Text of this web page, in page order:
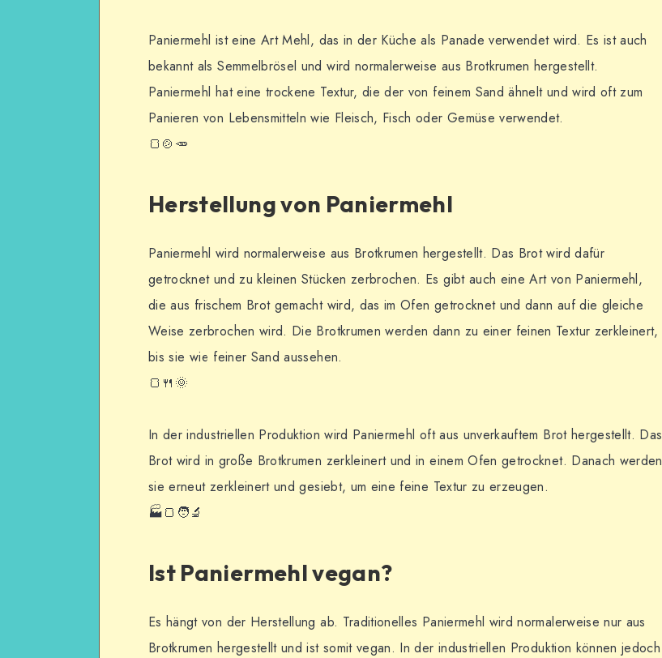
Paniermehl ist eine Art Mehl, das in der Küche als Panade verwendet wird. Es ist auch
bekannt als Semmelbrösel und wird normalerweise aus Brotkrumen hergestellt.
Paniermehl hat eine trockene Textur, die der von feinem Sand ähnelt und wird oft zum
Panieren von Lebensmitteln wie Fleisch, Fisch oder Gemüse verwendet.
🍞🍲🥕
Herstellung von Paniermehl
Paniermehl wird normalerweise aus Brotkrumen hergestellt. Das Brot wird dafür
getrocknet und zu kleinen Stücken zerbrochen. Es gibt auch eine Art von Paniermehl,
die aus frischem Brot gemacht wird, das im Ofen getrocknet und dann auf die gleiche
Weise zerbrochen wird. Die Brotkrumen werden dann zu einer feinen Textur zerkleinert,
bis sie wie feiner Sand aussehen.
🍞🍴🌞
In der industriellen Produktion wird Paniermehl oft aus unverkauftem Brot hergestellt. Das
Brot wird in große Brotkrumen zerkleinert und in einem Ofen getrocknet. Danach werden
sie erneut zerkleinert und gesiebt, um eine feine Textur zu erzeugen.
🏭🍞🧑‍🔬
Ist Paniermehl vegan?
Es hängt von der Herstellung ab. Traditionelles Paniermehl wird normalerweise nur aus
Brotkrumen hergestellt und ist somit vegan. In der industriellen Produktion können jedoch